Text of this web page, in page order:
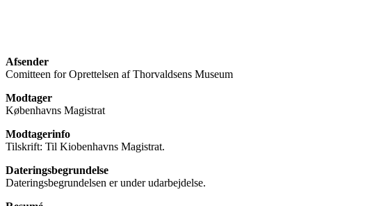
Afsender
Comitteen for Oprettelsen af Thorvaldsens Museum
Modtager
Københavns Magistrat
Modtagerinfo
Tilskrift: Til Kiobenhavns Magistrat.
Dateringsbegrundelse
Dateringsbegrundelsen er under udarbejdelse.